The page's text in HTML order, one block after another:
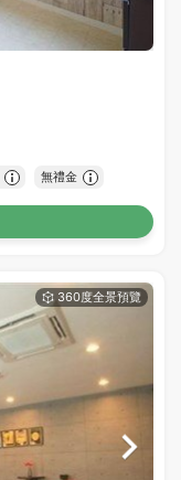
無禮金